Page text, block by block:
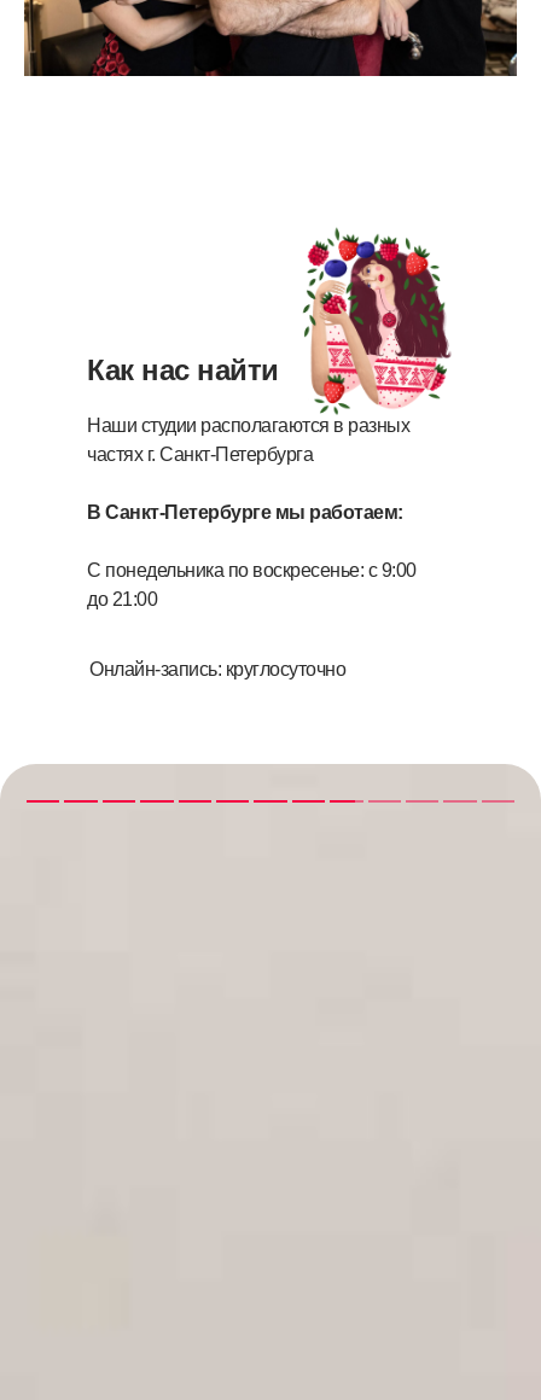
Как нас найти
Наши студии располагаются в разных
частях г. Санкт-Петербурга
В Санкт-Петербурге мы работаем:
С понедельника по воскресенье: с 9:00
до 21:00
Онлайн-запись: круглосуточно